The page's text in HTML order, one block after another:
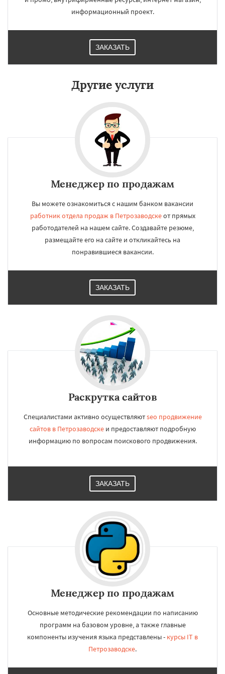
информационный проект.
ЗАКАЗАТЬ
Другие услуги
Менеджер по продажам
Вы можете ознакомиться с нашим банком вакансии
работник отдела продаж в Петрозаводскеот прямых
работодателей на нашем сайте. Создавайте резюме,
размещайте его на сайте и откликайтесь на
понравившиеся вакансии.
ЗАКАЗАТЬ
Раскрутка сайтов
Специалистами активно осуществляютseo продвижение
сайтов в Петрозаводскеи предоставляют подробную
информацию по вопросам поискового продвижения.
ЗАКАЗАТЬ
Менеджер по продажам
Основные методические рекомендации по написанию
программ на базовом уровне, а также главные
компоненты изучения языка представлены - курсы IT в
Петрозаводске.